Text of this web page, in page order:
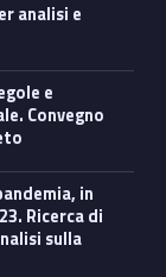
analisi e
Convegno
Ricerca di
sulla